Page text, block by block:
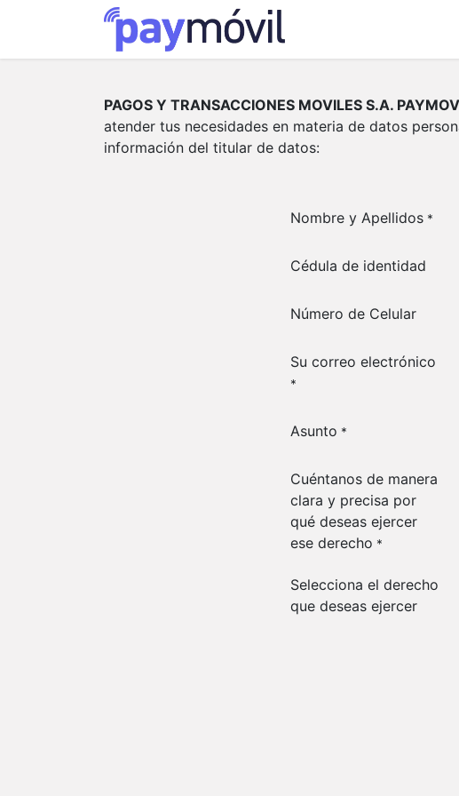
PAGOS Y TRANSACCIONES MOVILES S.A.
atender tus necesidades en materia de datos
información del titular de datos:
Nombre y Apellidos *
Cédula de identidad
Número de Celular
Su correo electrónico
*
Asunto *
Cuéntanos de manera
clara y precisa por
qué deseas ejercer
ese derecho *
Selecciona el derecho
que deseas ejercer